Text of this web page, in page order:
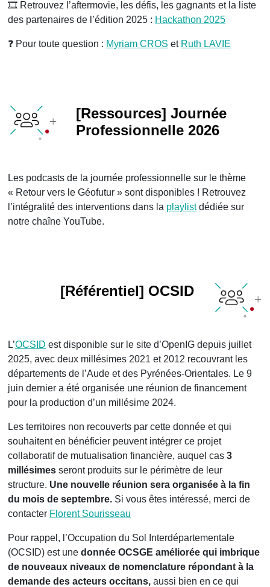
🎞 Retrouvez l’aftermovie, les défis, les gagnants et la liste
des partenaires de l’édition 2025 : Hackathon 2025
❓ Pour toute question : Myriam CROS et Ruth LAVIE
[Ressources] Journée
Professionnelle 2026
Les podcasts de la journée professionnelle sur le thème
« Retour vers le Géofutur » sont disponibles ! Retrouvez
l’intégralité des interventions dans la playlistdédiée sur
notre chaîne YouTube.
[Référentiel] OCSID
L’OCSID est disponible sur le site d’OpenIG depuis juillet
2025, avec deux millésimes 2021 et 2012 recouvrant les
départements de l’Aude et des Pyrénées-Orientales. Le 9
juin dernier a été organisée une réunion de financement
pour la production d’un millésime 2024.
Les territoires non recouverts par cette donnée et qui
souhaitent en bénéficier peuvent intégrer ce projet
collaboratif de mutualisation financière, auquel cas 3
millésimes seront produits sur le périmètre de leur
structure. Une nouvelle réunion sera organisée à la fin
du mois de septembre. Si vous êtes intéressé, merci de
contacter Florent Sourisseau
Pour rappel, l’Occupation du Sol Interdépartementale
(OCSID) est une donnée OCSGE améliorée qui imbrique
de nouveaux niveaux de nomenclature répondant à la
demande des acteurs occitans, aussi bien en ce qui